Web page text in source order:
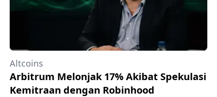
Altcoins
Arbitrum Melonjak 17% Akibat Spekulasi
Kemitraan dengan Robinhood